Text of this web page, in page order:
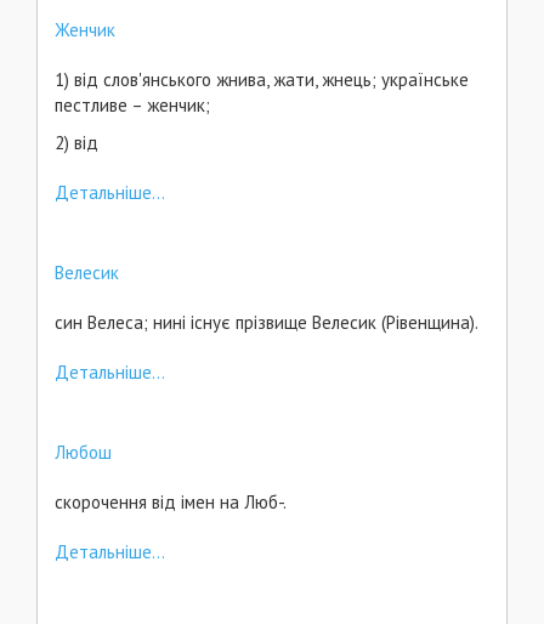
Женчик
1) від слов'янського жнива, жати, жнець; українське
пестливе – женчик;
2) від
Детальніше...
Велесик
син Велеса; нині існує прізвище Велесик (Рівенщина).
Детальніше...
Любош
скорочення від імен на Люб-.
Детальніше...